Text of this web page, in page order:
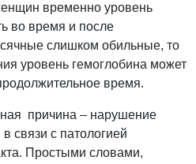
временно уровень
во время и после
слишком обильные, то
уровень гемоглобина может
время.
причина – нарушение
связи с патологией
Простыми словами,